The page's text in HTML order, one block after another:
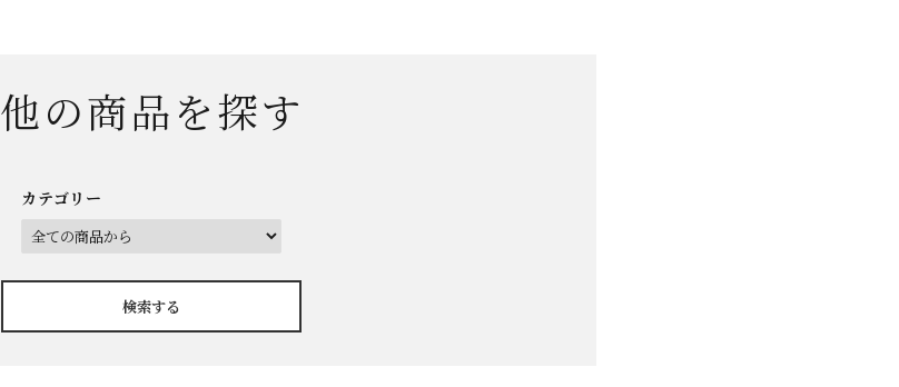
他の商品を探す
カテゴリー
検索する